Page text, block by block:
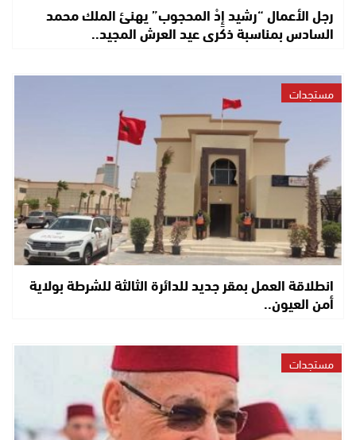
رجل الأعمال “رشيد إِدْ المحجوب” يهنئ الملك محمد
السادس بمناسبة ذكرى عيد العرش المجيد..
مستجدات
انطلاقة العمل بمقر جديد للدائرة الثالثة للشرطة بولاية
أمن العيون..
مستجدات